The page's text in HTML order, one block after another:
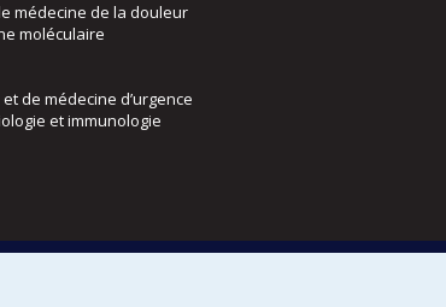
médecine de la douleur
moléculaire
de médecine d’urgence
et immunologie
de l’activité physique